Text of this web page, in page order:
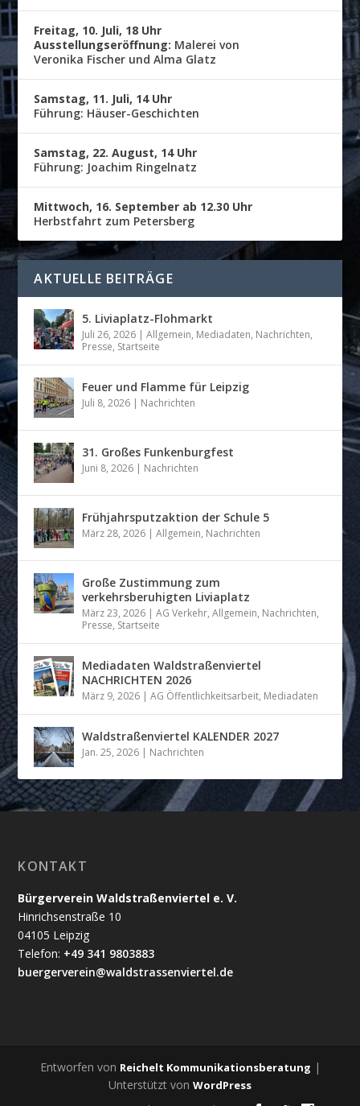
Freitag, 10. Juli, 18 Uhr
Ausstellungseröffnung: Malerei von
Veronika Fischer und Alma Glatz
Samstag, 11. Juli, 14 Uhr
Führung: Häuser-Geschichten
Samstag, 22. August, 14 Uhr
Führung: Joachim Ringelnatz
Mittwoch, 16. September ab 12.30 Uhr
Herbstfahrt zum Petersberg
AKTUELLE BEITRÄGE
5. Liviaplatz-Flohmarkt
Juli 26, 2026 |Allgemein, Mediadaten, Nachrichten,
Presse, Startseite
Feuer und Flamme für Leipzig
Juli 8, 2026 | Nachrichten
31. Großes Funkenburgfest
Juni 8, 2026 | Nachrichten
Frühjahrsputzaktion der Schule 5
März 28, 2026 |Allgemein, Nachrichten
Große Zustimmung zum
verkehrsberuhigten Liviaplatz
März 23, 2026 |AG Verkehr,Allgemein, Nachrichten,
Presse, Startseite
Mediadaten Waldstraßenviertel
NACHRICHTEN 2026
März 9, 2026 |AG Öffentlichkeitsarbeit, Mediadaten
Waldstraßenviertel KALENDER 2027
Jan. 25, 2026 | Nachrichten
KONTAKT
Bürgerverein Waldstraßenviertel e. V.
Hinrichsenstraße 10
04105 Leipzig
Telefon: +49 341 9803883
buergerverein@waldstrassenviertel.de
Entworfen von Reichelt Kommunikationsberatung |
Unterstützt von WordPress